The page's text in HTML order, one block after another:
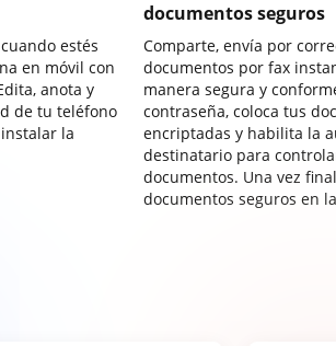
estés
en móvil con
anota y
de tu teléfono
la
documentos seguros
Comparte, envía por
documentos por fax
manera segura y
contraseña, coloca tus
encriptadas y habilita la
destinatario para
documentos. Una vez
documentos seguros en